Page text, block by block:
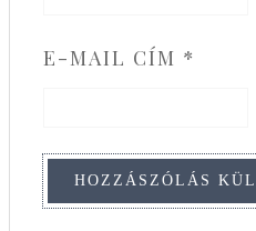
E-MAIL CÍM *